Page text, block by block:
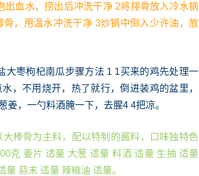
血水，捞出后冲洗干净 2将排骨放入冷水锅
，用温水冲洗干净 3炒锅中倒入少许油，放
枣枸杞南瓜步骤方法 1 1买来的鸡先处理一
，不用烧开，热了就行，倒进装鸡的盆里，
，一勺料酒腌一下，去腥4 4把凉。
棒骨为主料，配以特制的酱料，口味独特色
克 姜片 适量 大葱 适量 料酒 适量 生抽 适量
蒜末 适量 辣椒油 适量。